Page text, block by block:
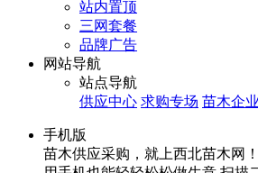
站内置顶
三网套餐
品牌广告
网站导航
站点导航
供应中心 求购专场 苗木企业
手机版
苗木供应采购，就上西北苗木网！